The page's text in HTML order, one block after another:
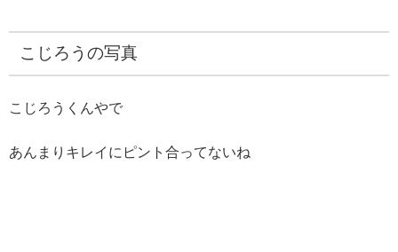
こじろうの写真
こじろうくんやで
あんまりキレイにピント合ってないね